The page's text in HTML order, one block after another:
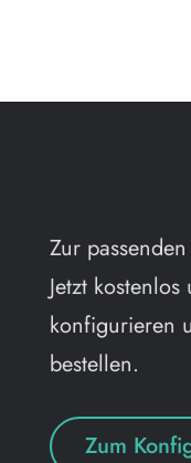
Zur
Jetzt
konfigurieren
bestellen.
Zum